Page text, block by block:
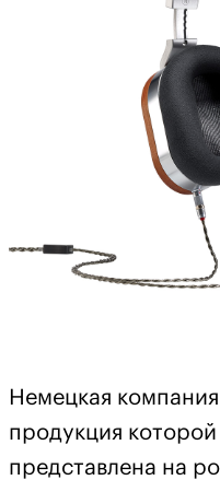
Немецкая компания
продукция
представлена на